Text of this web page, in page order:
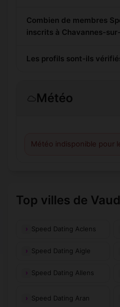
Combien de membres
inscrits à Chavannes-
Les profils sont-ils
Météo
Météo indisponible pour
Top villes de Vaud
Speed Dating Aclens
Speed Dating Aigle
Speed Dating Allens
Speed Dating Aran